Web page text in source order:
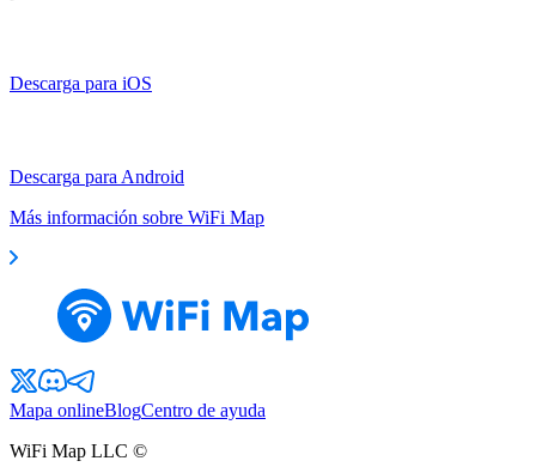
Descarga para iOS
Descarga para Android
Más información sobre WiFi Map
Mapa onlineBlogCentro de ayuda
WiFi Map LLC ©